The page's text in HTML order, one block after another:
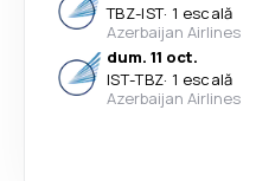
TBZ-IST· 1 escală
Azerbaijan Airlines
dum. 11 oct.
IST-TBZ· 1 escală
Azerbaijan Airlines